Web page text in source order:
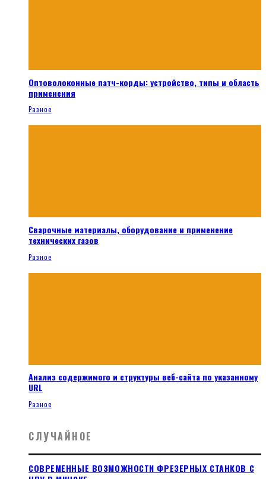
Оптоволоконные патч-корды: устройство, типы и область
применения
Разное
Сварочные материалы, оборудование и применение
технических газов
Разное
Анализ содержимого и структуры веб-сайта по указанному
URL
Разное
СЛУЧАЙНОЕ
СОВРЕМЕННЫЕ ВОЗМОЖНОСТИ ФРЕЗЕРНЫХ СТАНКОВ С